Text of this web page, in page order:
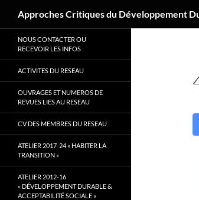
Aller
contenu
Approches Critiques du Développement
NOUS CONTACTER OU
RECEVOIR LES INFOS
ACTIVITES DU RESEAU
OUVRAGES ET NUMEROS DE
REVUES LIES AU RESEAU
CV DES MEMBRES DU RESEAU
ATELIER 2017-24 « HABITER LA
TRANSITION »
ATELIER 2012-16
« DÉVELOPPEMENT DURABLE &
ACCEPTABILITÉ SOCIALE »